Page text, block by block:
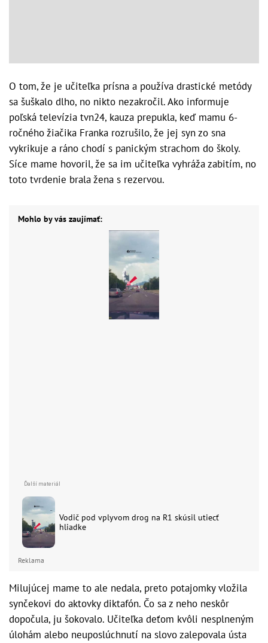
O tom, že je učiteľka prísna a používa drastické metódy
sa šuškalo dlho, no nikto nezakročil. Ako informuje
poľská televízia tvn24, kauza prepukla, keď mamu 6-
ročného žiačika Franka rozrušilo, že jej syn zo sna
vykrikuje a ráno chodí s panickým strachom do školy.
Síce mame hovoril, že sa im učiteľka vyhráža zabitím, no
toto tvrdenie brala žena s rezervou.
Mohlo by vás zaujímať:
Vodič pod vplyvom drog na R1 skúsil utiecť
hliadke
Reklama
Milujúcej mame to ale nedala, preto potajomky vložila
synčekovi do aktovky diktafón. Čo sa z neho neskôr
dopočula, ju šokovalo. Učiteľka deťom kvôli nesplneným
úlohám alebo neuposlúchnutí na slovo zalepovala ústa